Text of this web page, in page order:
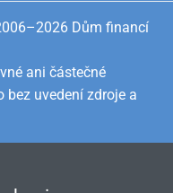
Dům financí
ani částečné
bez uvedení zdroje a